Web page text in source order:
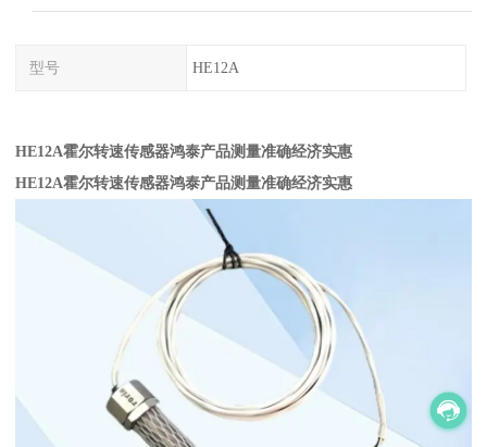
型号 HE12A
HE12A霍尔转速传感器鸿泰产品测量准确经济实惠
HE12A霍尔转速传感器鸿泰产品测量准确经济实惠